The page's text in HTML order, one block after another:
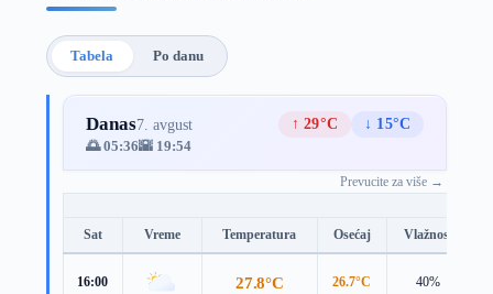
Tabela Po danu
Danas7. avgust ↑ 29°C
↓ 15°C
🌅 05:36🌇 19:54
Prevucite za više →
Sat Vreme Temperatura Osećaj Vlažnost
16:00 27.8°C 26.7°C 40%